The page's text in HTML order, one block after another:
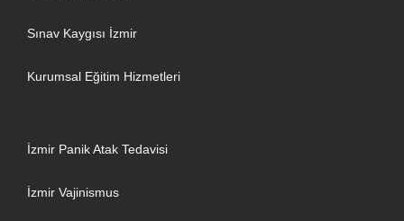
Sınav Kaygısı İzmir
Kurumsal Eğitim Hizmetleri
İzmir Panik Atak Tedavisi
İzmir Vajinismus